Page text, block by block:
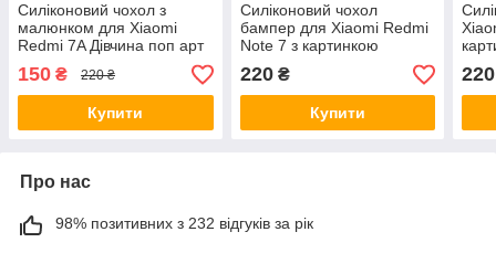
Силіконовий чохол з
малюнком для Xiaomi
Redmi 7A Дівчина поп арт
150 ₴ 220 ₴
Купити
Силіконовий чохол
бампер для Xiaomi Redmi
Note 7 з картинкою
220₴
Купити
220
Про нас
98% позитивних з 232 відгуків за рік